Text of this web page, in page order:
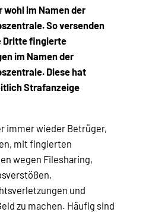
wohl im Namen der
So versenden
Dritte fingierte
im Namen der
Diese hat
Strafanzeige
immer wieder Betrüger,
mit fingierten
wegen Filesharing,
und
zu machen. Häufig sind